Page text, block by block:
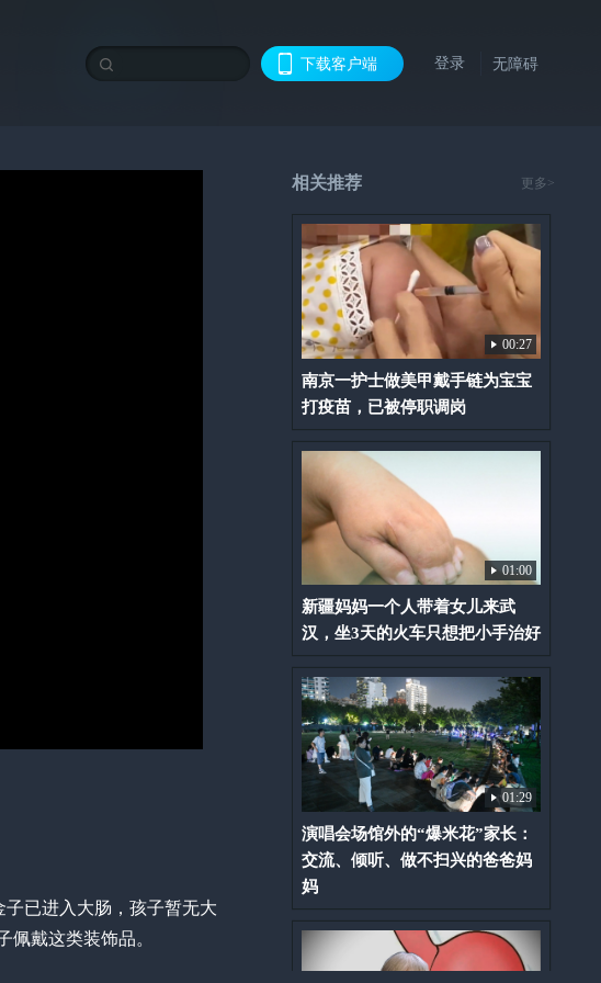
下载客户端 登录 无障碍
已进入大肠，孩子暂无大
戴这类装饰品。
相关推荐 更多>
00:27
南京一护士做美甲戴手链为宝宝
打疫苗，已被停职调岗
01:00
新疆妈妈一个人带着女儿来武
汉，坐3天的火车只想把小手治好
01:29
演唱会场馆外的“爆米花”家长：
交流、倾听、做不扫兴的爸爸妈
妈